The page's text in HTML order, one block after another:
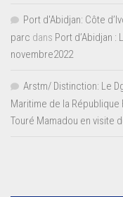
Port d'Abidjan: Côte
parc dans Port d’Abidjan
novembre2022
Arstm/ Distinction: Le
Maritime de la République
Touré Mamadou en visite